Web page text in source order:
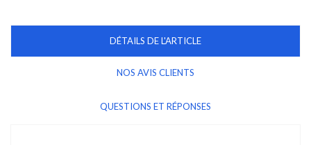
DÉTAILS DE L'ARTICLE
NOS AVIS CLIENTS
QUESTIONS ET RÉPONSES